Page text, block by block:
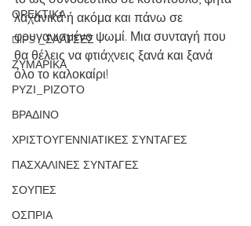
ΟΡΕΚΤΙΚΑ
DIPS _ΣΑΛΤΣΕΣ
ΖΥΜΑΡΙΚΑ
ΡΥΖΙ_ΡΙΖΟΤΟ
ΒΡΑΔΙΝΟ
ΧΡΙΣΤΟΥΓΕΝΝΙΑΤΙΚΕΣ ΣΥΝΤΑΓΕΣ
ΠΑΣΧΑΛΙΝΕΣ ΣΥΝΤΑΓΕΣ
ΣΟΥΠΕΣ
ΟΣΠΡΙΑ
λαχανικά ή ακόμα και πάνω σε
φρυγανισμένο ψωμί. Μια συνταγή που
θα θέλεις να φτιάχνεις ξανά και ξανά
όλο το καλοκαίρι!